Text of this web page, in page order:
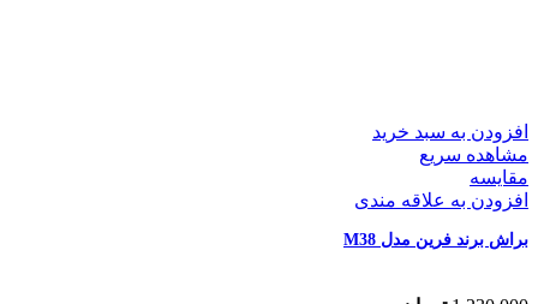
افزودن به سبد خرید
مشاهده سریع
مقایسه
افزودن به علاقه مندی
براش برند فرین مدل M38